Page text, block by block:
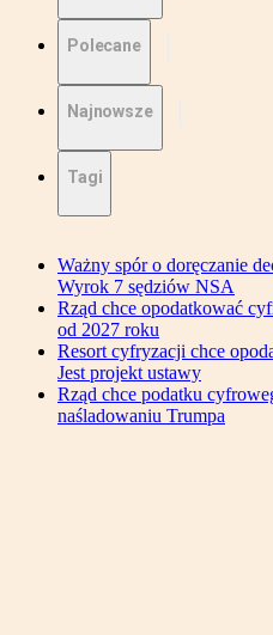
Polecane
Najnowsze
Tagi
Ważny spór o doręczanie
Wyrok 7 sędziów NSA
Rząd chce opodatkować
od 2027 roku
Resort cyfryzacji chce
Jest projekt ustawy
Rząd chce podatku
naśladowaniu Trumpa